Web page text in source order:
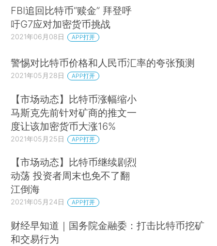
FBI追回比特币“赎金” 拜登呼
吁G7应对加密货币挑战
2021年06月08日 APP打开
警惕对比特币价格和人民币汇率的夸张预测
2021年05月28日 APP打开
【市场动态】比特币涨幅缩小
马斯克先前针对矿商的推文一
度让该加密货币大涨16%
2021年05月25日 APP打开
【市场动态】比特币继续剧烈
动荡 投资者周末也免不了翻
江倒海
2021年05月24日 APP打开
财经早知道｜国务院金融委：打击比特币挖矿
和交易行为